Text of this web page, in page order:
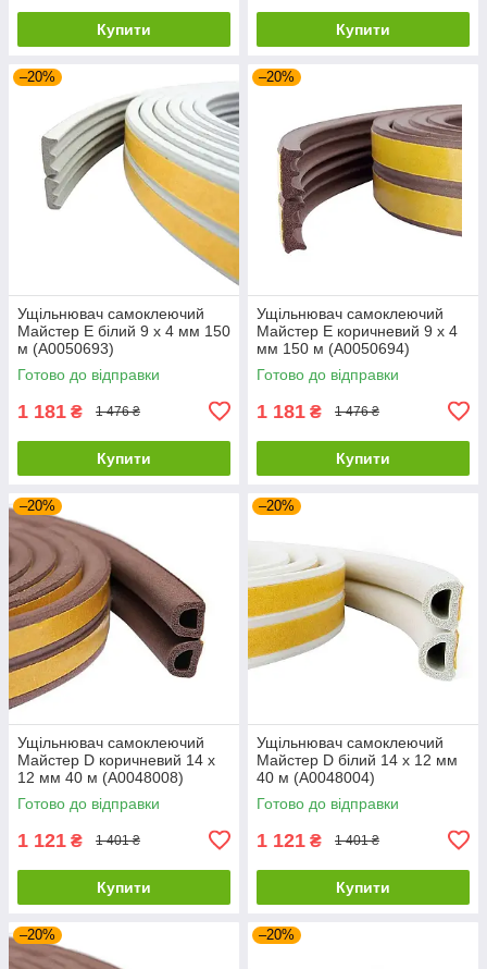
Купити Купити
–20%
Ущільнювач самоклеючий
Майстер E білий 9 х 4 мм 150
м (А0050693)
Готово до відправки
1 181 ₴ 1 476 ₴
Купити
–20%
Ущільнювач самоклеючий
Майстер E коричневий 9 х 4
мм 150 м (А0050694)
Готово до відправки
1 181 ₴ 1 476 ₴
Купити
–20%
Ущільнювач самоклеючий
Майстер D коричневий 14 х
12 мм 40 м (А0048008)
Готово до відправки
1 121 ₴ 1 401 ₴
Купити
–20%
Ущільнювач самоклеючий
Майстер D білий 14 х 12 мм
40 м (А0048004)
Готово до відправки
1 121 ₴ 1 401 ₴
Купити
–20% –20%